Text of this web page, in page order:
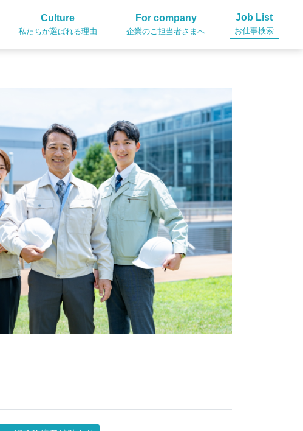
Culture
私たちが選ばれる理由
For company
企業のご担当者さまへ
Job List
お仕事検索